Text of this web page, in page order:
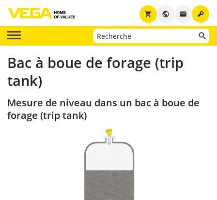
key
email
public
shopping_cart
Bac à boue de forage (trip
tank)
Mesure de niveau dans un bac à boue de
forage (trip tank)